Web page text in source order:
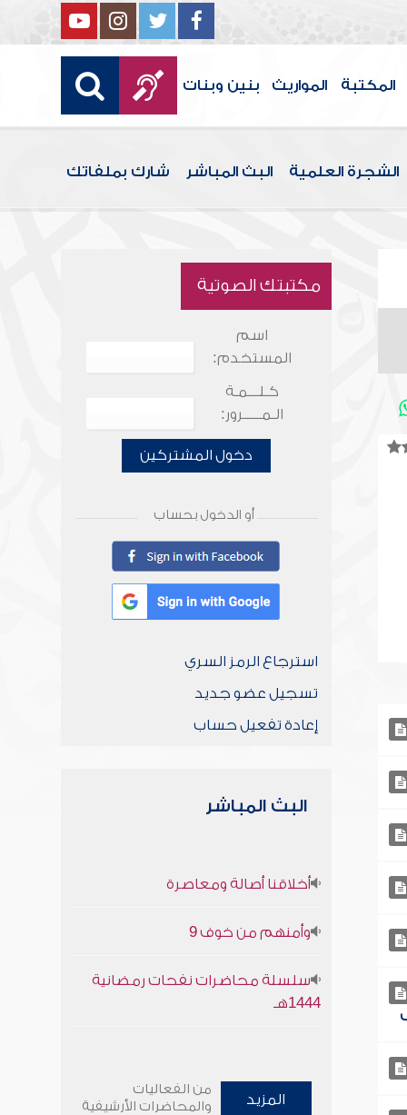
المكتبة المواريث بنين وبنات
الشجرة العلمية البث المباشر شارك بملفاتك
مكتبتك الصوتية
اسم
المستخدم:
كـلـــمـة
الـمـــــرور:
دخول المشتركين
أو الدخول بحساب
استرجاع الرمز السري
تسجيل عضو جديد
إعادة تفعيل حساب
البث المباشر
أخلاقنا أصالة ومعاصرة
وأمنهم من خوف 9
سلسلة محاضرات نفحات رمضانية
1444هـ
المزيد
من الفعاليات
والمحاضرات الأرشيفية